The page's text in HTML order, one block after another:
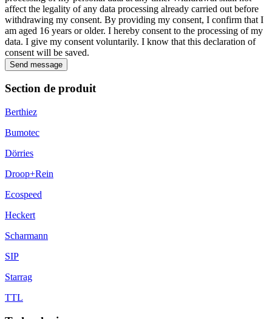
affect the legality of any data processing already carried out before
withdrawing my consent. By providing my consent, I confirm that I
am aged 16 years or older. I hereby consent to the processing of my
data. I give my consent voluntarily. I know that this declaration of
consent will be saved.
Send message
Section de produit
Berthiez
Bumotec
Dörries
Droop+Rein
Ecospeed
Heckert
Scharmann
SIP
Starrag
TTL